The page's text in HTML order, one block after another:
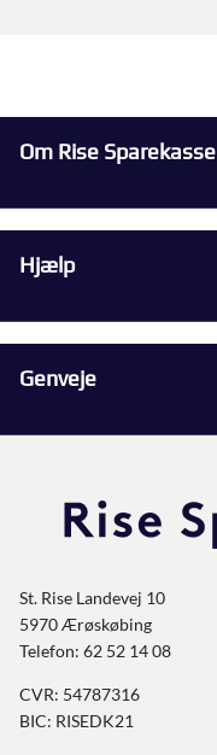
Om Rise Sparekasse
Hjælp
Genveje
St. Rise Landevej 10
5970 Ærøskøbing
Telefon: 62 52 14 08
CVR: 54787316
BIC: RISEDK21